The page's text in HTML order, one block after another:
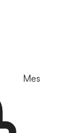
Mes